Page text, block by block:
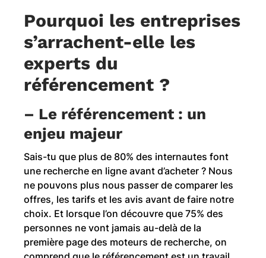
Pourquoi les entreprises
s’arrachent-elle les
experts du
référencement ?
– Le référencement : un
enjeu majeur
Sais-tu que plus de 80% des internautes font
une recherche en ligne avant d’acheter ? Nous
ne pouvons plus nous passer de comparer les
offres, les tarifs et les avis avant de faire notre
choix. Et lorsque l’on découvre que 75% des
personnes ne vont jamais au-delà de la
première page des moteurs de recherche, on